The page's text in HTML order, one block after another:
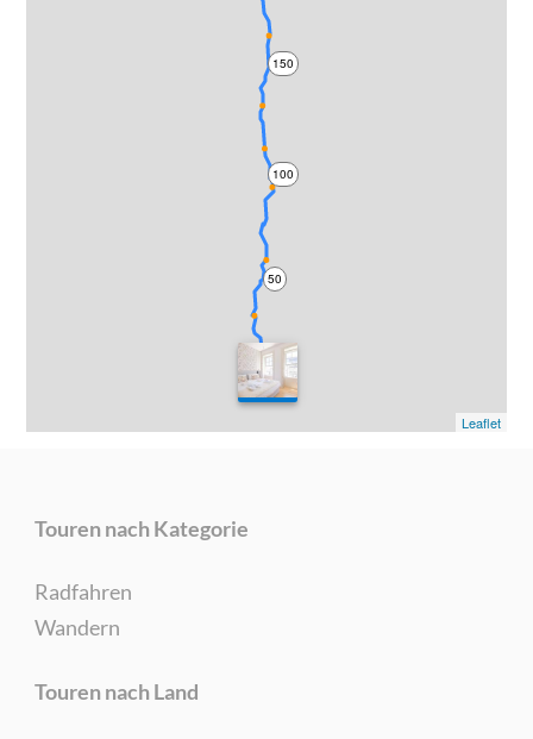
0
50
100
150
Leaflet
Touren nach Kategorie
Radfahren
Wandern
Touren nach Land